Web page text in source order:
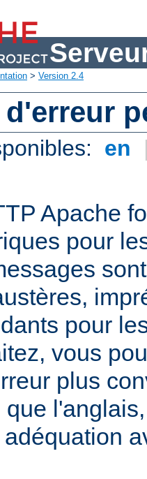
> Version 2.4
d'erreur
en
Apache
pour
pour
vous
plus